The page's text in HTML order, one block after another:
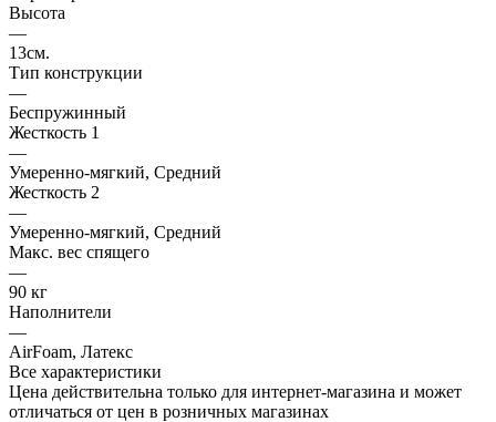
Высота
—
13см.
Тип конструкции
—
Беспружинный
Жесткость 1
—
Умеренно-мягкий, Средний
Жесткость 2
—
Умеренно-мягкий, Средний
Макс. вес спящего
—
90 кг
Наполнители
—
AirFoam, Латекс
Все характеристики
Цена действительна только для интернет-магазина и может
отличаться от цен в розничных магазинах